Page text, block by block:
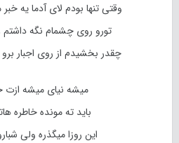
وقتی تنها بودم لای آدما یه
تورو روی چشمام نگه
چقدر بخشیدم از روی اجبار
میشه نیای میشه
باید ته مونده خاطره
این روزا میگذره ولی